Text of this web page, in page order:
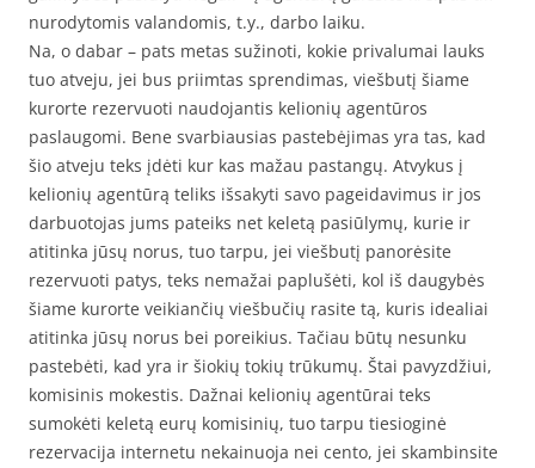
nurodytomis valandomis, t.y., darbo laiku.
Na, o dabar – pats metas sužinoti, kokie privalumai lauks
tuo atveju, jei bus priimtas sprendimas, viešbutį šiame
kurorte rezervuoti naudojantis kelionių agentūros
paslaugomi. Bene svarbiausias pastebėjimas yra tas, kad
šio atveju teks įdėti kur kas mažau pastangų. Atvykus į
kelionių agentūrą teliks išsakyti savo pageidavimus ir jos
darbuotojas jums pateiks net keletą pasiūlymų, kurie ir
atitinka jūsų norus, tuo tarpu, jei viešbutį panorėsite
rezervuoti patys, teks nemažai paplušėti, kol iš daugybės
šiame kurorte veikiančių viešbučių rasite tą, kuris idealiai
atitinka jūsų norus bei poreikius. Tačiau būtų nesunku
pastebėti, kad yra ir šiokių tokių trūkumų. Štai pavyzdžiui,
komisinis mokestis. Dažnai kelionių agentūrai teks
sumokėti keletą eurų komisinių, tuo tarpu tiesioginė
rezervacija internetu nekainuoja nei cento, jei skambinsite